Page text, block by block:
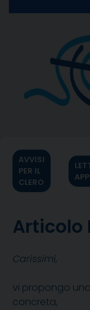
AVVISI
PER IL
CLERO
Articolo
Carissimi,
vi propongo
concreta,